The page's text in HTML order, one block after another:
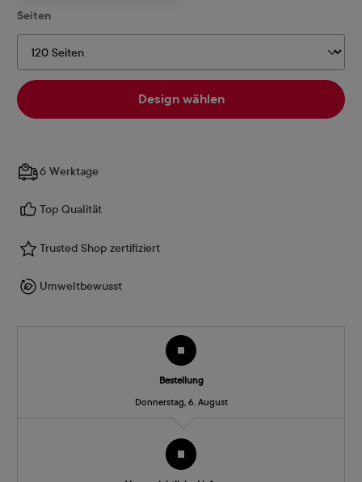
Seitenauswählen
Design wählen
6 Werktage
Top Qualität
Trusted Shop zertifiziert
Umweltbewusst
Bestellung
Donnerstag, 6. August